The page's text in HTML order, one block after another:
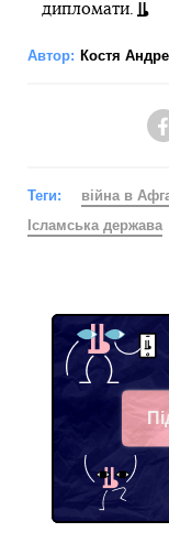
дипломати.
Автор: Костя
Теги: війна в
Ісламська держава